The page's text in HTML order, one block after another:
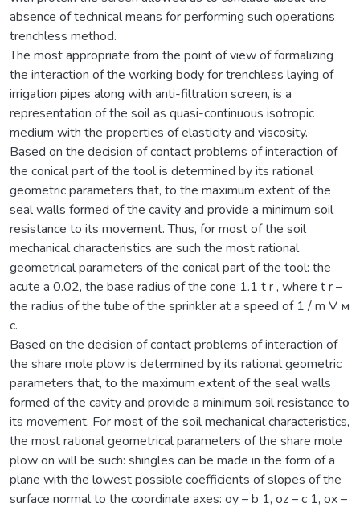
absence of technical means for performing such operations
trenchless method.
The most appropriate from the point of view of formalizing
the interaction of the working body for trenchless laying of
irrigation pipes along with anti-filtration screen, is a
representation of the soil as quasi-continuous isotropic
medium with the properties of elasticity and viscosity.
Based on the decision of contact problems of interaction of
the conical part of the tool is determined by its rational
geometric parameters that, to the maximum extent of the
seal walls formed of the cavity and provide a minimum soil
resistance to its movement. Thus, for most of the soil
mechanical characteristics are such the most rational
geometrical parameters of the conical part of the tool: the
acute a 0.02, the base radius of the cone 1.1 t r , where t r –
the radius of the tube of the sprinkler at a speed of 1 / m V м
с.
Based on the decision of contact problems of interaction of
the share mole plow is determined by its rational geometric
parameters that, to the maximum extent of the seal walls
formed of the cavity and provide a minimum soil resistance to
its movement. For most of the soil mechanical characteristics,
the most rational geometrical parameters of the share mole
plow on will be such: shingles can be made in the form of a
plane with the lowest possible coefficients of slopes of the
surface normal to the coordinate axes: oy – b 1, oz – c 1, ox –